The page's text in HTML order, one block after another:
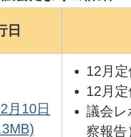
日
月10日
12月
12月
議会
察報告